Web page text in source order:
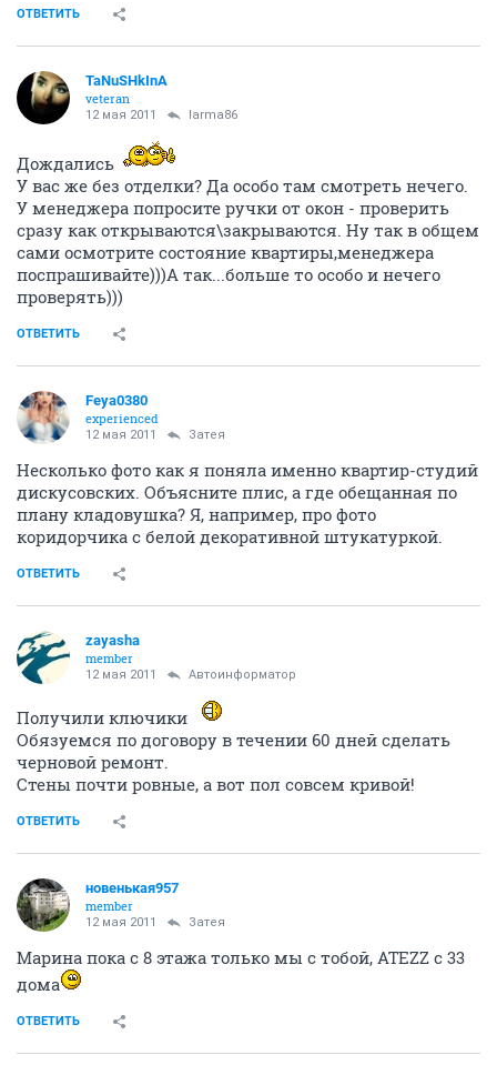
ОТВЕТИТЬ
TaNuSHkInA
veteran
12 мая 2011 larma86
Дождались
У вас же без отделки? Да особо там смотреть нечего.
У менеджера попросите ручки от окон - проверить
сразу как открываются\закрываются. Ну так в общем
сами осмотрите состояние квартиры,менеджера
поспрашивайте)))А так...больше то особо и нечего
проверять)))
ОТВЕТИТЬ
Feya0380
experienced
12 мая 2011 Затея
Несколько фото как я поняла именно квартир-студий
дискусовских. Объясните плис, а где обещанная по
плану кладовушка? Я, например, про фото
коридорчика с белой декоративной штукатуркой.
ОТВЕТИТЬ
zayasha
member
12 мая 2011 Автоинформатор
Получили ключики
Обязуемся по договору в течении 60 дней сделать
черновой ремонт.
Стены почти ровные, а вот пол совсем кривой!
ОТВЕТИТЬ
новенькая957
member
12 мая 2011 Затея
Марина пока с 8 этажа только мы с тобой, ATEZZ с 33
дома
ОТВЕТИТЬ